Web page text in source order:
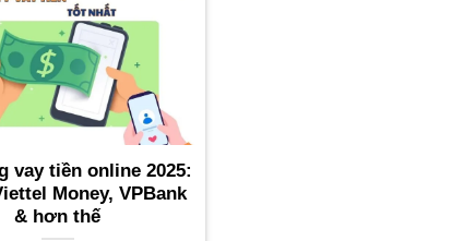
vay tiền online 2025:
Money, VPBank
& hơn thế